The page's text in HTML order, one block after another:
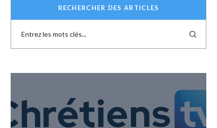
RECHERCHER DES ARTICLES